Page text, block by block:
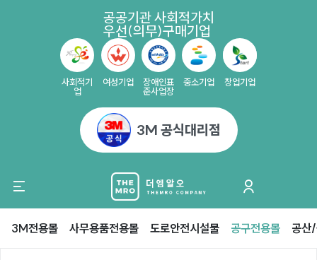
공공기관 사회적가치
우선(의무)구매기업
사회적기
업
여성기업
장애인표
준사업장
중소기업 창업기업
3M 공식대리점
3M전용몰 사무용품전용몰 도로안전시설물 공구전용몰 공산